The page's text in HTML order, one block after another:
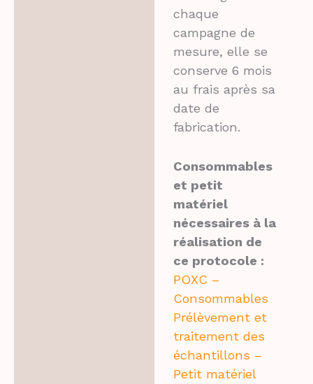
chaque
campagne de
mesure, elle se
conserve 6 mois
au frais après sa
date de
fabrication.
Consommables
et petit
matériel
nécessaires à la
réalisation de
ce protocole :
POXC –
Consommables
Prélèvement et
traitement des
échantillons –
Petit matériel